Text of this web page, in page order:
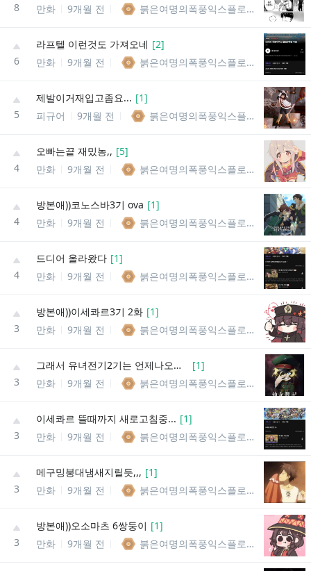
8
만화
9개월 전 붉은여명의폭풍익스플로전의메구밍
6
라프텔 이런것도 가져오네 [2]
만화
9개월 전 붉은여명의폭풍익스플로전의메구밍
5
제발이거재입고좀요... [1]
피규어
9개월 전 붉은여명의폭풍익스플로전의메구밍
4
오빠는끝 재밌농,, [5]
만화
9개월 전 붉은여명의폭풍익스플로전의메구밍
4
방본애))코노스바3기 ova [1]
만화
9개월 전 붉은여명의폭풍익스플로전의메구밍
4
드디어 올라왔다 [1]
만화
9개월 전 붉은여명의폭풍익스플로전의메구밍
3
방본애))이세콰르3기 2화 [1]
만화
9개월 전 붉은여명의폭풍익스플로전의메구밍
3
그래서 유녀전기2기는 언제나오는데 [1]
만화
9개월 전 붉은여명의폭풍익스플로전의메구밍
3
이세콰르 뜰때까지 새로고침중... [1]
만화
9개월 전 붉은여명의폭풍익스플로전의메구밍
3
메구밍붕대냄새지릴듯,,, [1]
만화
9개월 전 붉은여명의폭풍익스플로전의메구밍
3
방본애))오소마츠 6쌍둥이 [1]
만화
9개월 전 붉은여명의폭풍익스플로전의메구밍